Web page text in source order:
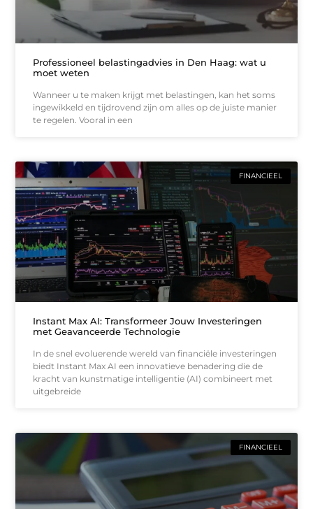
Professioneel belastingadvies in Den Haag: wat u
moet weten
Wanneer u te maken krijgt met belastingen, kan het soms
ingewikkeld en tijdrovend zijn om alles op de juiste manier
te regelen. Vooral in een
FINANCIEEL
Instant Max AI: Transformeer Jouw Investeringen
met Geavanceerde Technologie
In de snel evoluerende wereld van financiële investeringen
biedt Instant Max AI een innovatieve benadering die de
kracht van kunstmatige intelligentie (AI) combineert met
uitgebreide
FINANCIEEL